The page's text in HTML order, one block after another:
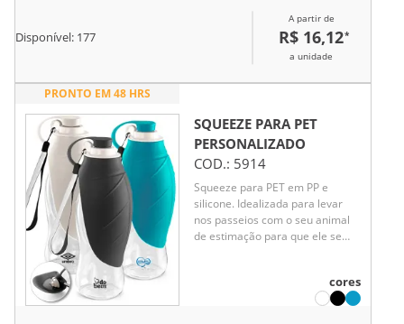
Disponível: 177
A partir de
R$ 16,12*
a unidade
PRONTO EM 48 HRS
SQUEEZE PARA PET
PERSONALIZADO
COD.: 5914
Squeeze para PET em PP e
silicone. Idealizada para levar
nos passeios com o seu animal
de estimação para que ele se
cores